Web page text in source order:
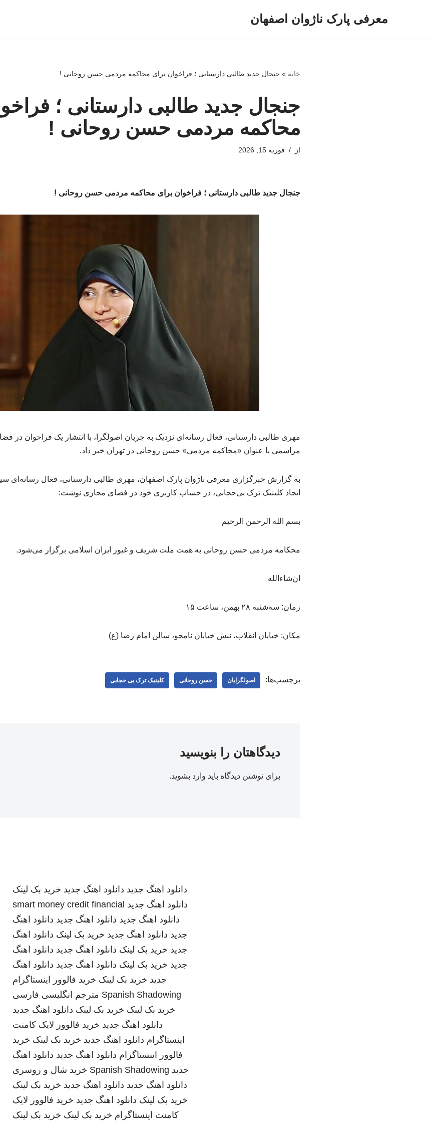
معرفی پارک ناژوان اصفهان
خانه » جنجال جدید طالبی دارستانی ؛ فراخوان برای محاکمه مردمی حسن روحانی !
جنجال جدید طالبی دارستانی ؛
محاکمه مردمی حسن روحانی !
از فوریه 15, 2026
جنجال جدید طالبی دارستانی ؛ فراخوان برای محاکمه مردمی حسن روحانی !
مهری طالبی دارستانی، فعال رسانه‌ای نزدیک به جریان اصولگرا، با انتشار یک فراخوان در
مراسمی با عنوان «محاکمه مردمی» حسن روحانی در تهران خبر داد.
به گزارش خبرگزاری معرفی ناژوان پارک اصفهان، مهری طالبی دارستانی، فعال رسانه‌ای
ایجاد کلینیک ترک بی‌حجابی، در حساب کاربری خود در فضای مجازی نوشت:
بسم الله الرحمن الرحیم
محکامه مردمی حسن روحانی به همت ملت شریف و غیور ایران اسلامی برگزار می‌شود.
ان‌شاءالله
زمان: سه‌شنبه ۲۸ بهمن، ساعت ۱۵
مکان: خیابان انقلاب، نبش خیابان نامجو، سالن امام رضا (ع)
برچسب‌ها: اصولگرایان حسن روحانی کلینیک ترک بی حجابی
دیدگاهتان را بنویسید
برای نوشتن دیدگاه باید وارد بشوید.
دانلود اهنگ جدید دانلود اهنگ جدید خرید بک لینک
دانلود اهنگ جدید smart money credit financial
دانلود اهنگ جدید دانلود اهنگ جدید دانلود اهنگ
جدید دانلود اهنگ جدید خرید بک لینک دانلود اهنگ
جدید خرید بک لینک دانلود اهنگ جدید دانلود اهنگ
جدید خرید بک لینک دانلود اهنگ جدید دانلود اهنگ
جدید خرید بک لینک خرید فالوور اینستاگرام
Spanish Shadowing مترجم انگلیسی فارسی
خرید بک لینک خرید بک لینک دانلود اهنگ جدید
دانلود اهنگ جدید خرید فالوور لایک کامنت
اینستاگرام دانلود اهنگ جدید خرید بک لینک خرید
فالوور اینستاگرام دانلود اهنگ جدید دانلود اهنگ
جدید Spanish Shadowing خرید شال و روسری
دانلود اهنگ جدید دانلود اهنگ جدید خرید بک لینک
خرید بک لینک دانلود اهنگ جدید خرید فالوور لایک
کامنت اینستاگرام خرید بک لینک خرید بک لینک